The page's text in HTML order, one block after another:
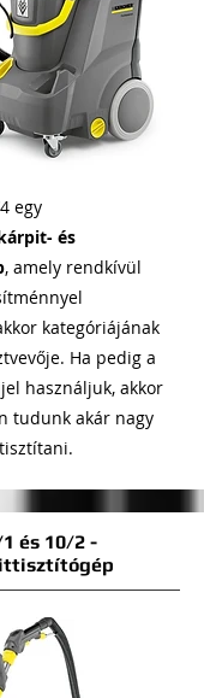
egy
és
, amely rendkívül
kategóriájának
Ha pedig a
használjuk, akkor
tudunk akár nagy
és 10/2 -